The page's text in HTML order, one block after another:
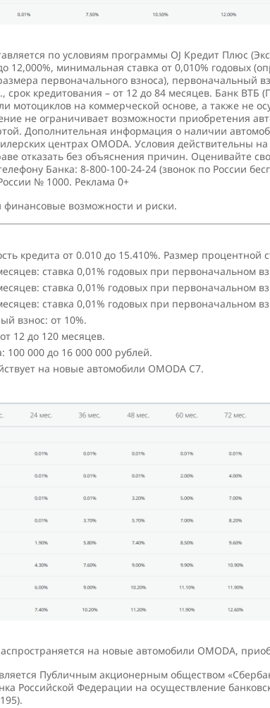
по условиям программы OJ Кредит Плюс
12,000%, минимальная cтавка от 0,010% годовых
первоначального взноса), первоначальный
срок кредитования – от 12 до 84 месяцев. Банк ВТБ
мотоциклов на коммерческой основе, а также не
не ограничивает возможности приобретения
Дополнительная информация о наличии
центрах OMODA. Условия действительны
отказать без объяснения причин. Оценивайте
Банка: 8-800-100-24-24 (звонок по России
№ 1000. Реклама 0+
финансовые возможности и риски.
кредита от 0.010 до 15.410%. Размер процентной
ставка 0,01% годовых при первоначальном
ставка 0,01% годовых при первоначальном
ставка 0,01% годовых при первоначальном
взнос: от 10%.
12 до 120 месяцев.
100 000 до 16 000 000 рублей.
на новые автомобили OMODA C7.
на новые автомобили OMODA,
Публичным акционерным обществом
Российской Федерации на осуществление